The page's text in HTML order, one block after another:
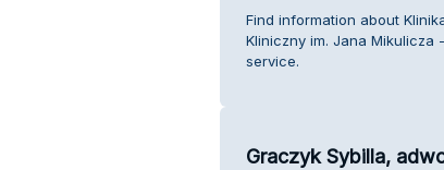
Find information about
Kliniczny im. Jana Mikulicza
service.
Graczyk Sybilla,